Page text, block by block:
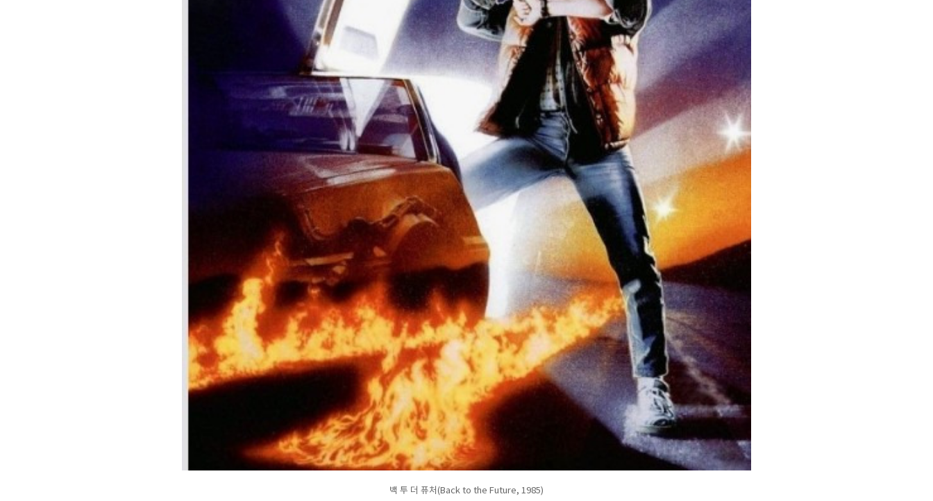
백 투 더 퓨처(Back to the Future, 1985)